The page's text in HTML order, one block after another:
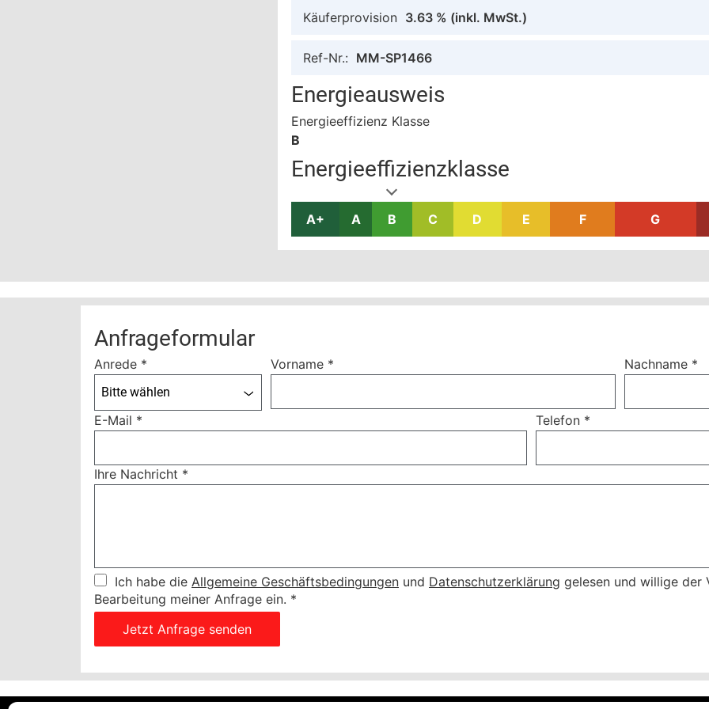
Käuferprovision 3.63 % (inkl. MwSt.)
Ref-Nr.: MM-SP1466
Energieausweis
Energieeffizienz Klasse
B
Energieeffizienzklasse
A+ A B C D E F G
Anfrageformular
Anrede *
Bitte wählen
Vorname * Nachname *
E-Mail * Telefon *
Ihre Nachricht *
Ich habe die Allgemeine Geschäftsbedingungen und Datenschutzerklärung gelesen und willige der
Bearbeitung meiner Anfrage ein. *
Jetzt Anfrage senden